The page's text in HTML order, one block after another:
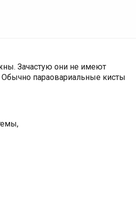
Зачастую они не имеют
Обычно параовариальные кисты